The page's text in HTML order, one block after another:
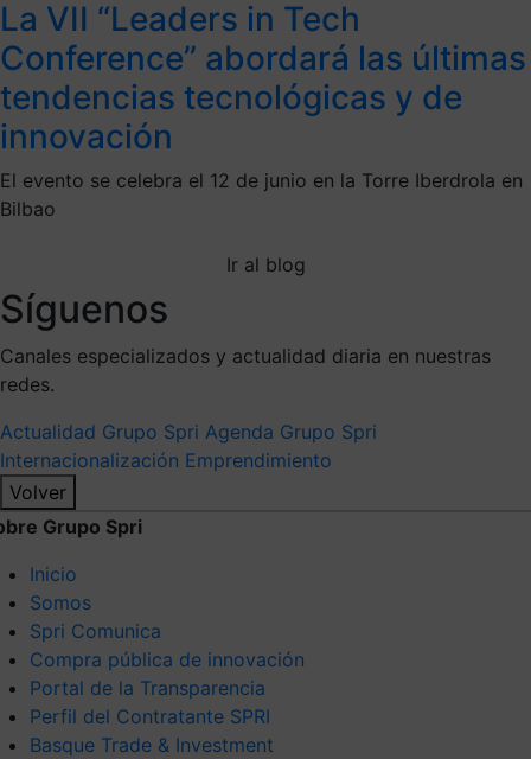
La VII “Leaders in Tech
Conference” abordará las últimas
tendencias tecnológicas y de
innovación
El evento se celebra el 12 de junio en la Torre Iberdrola en
Bilbao
Ir al blog
Síguenos
Canales especializados y actualidad diaria en nuestras
redes.
Actualidad Grupo Spri Agenda Grupo Spri
Internacionalización Emprendimiento
Volver
Grupo Spri
Inicio
Somos
Spri Comunica
Compra pública de innovación
Portal de la Transparencia
Perfil del Contratante SPRI
Basque Trade & Investment